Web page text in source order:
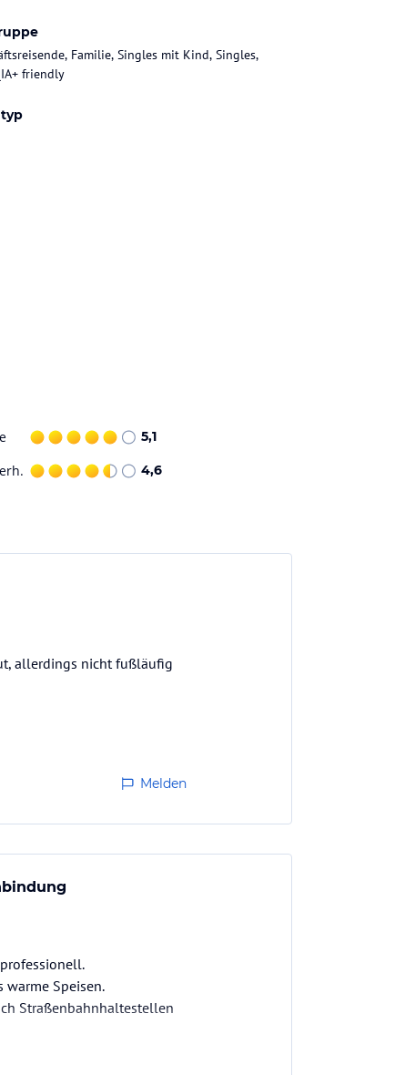
Familie, Singles mit Kind, Singles,
friendly
5,1
4,6
allerdings nicht fußläufig
Melden
Speisen.
Straßenbahnhaltestellen